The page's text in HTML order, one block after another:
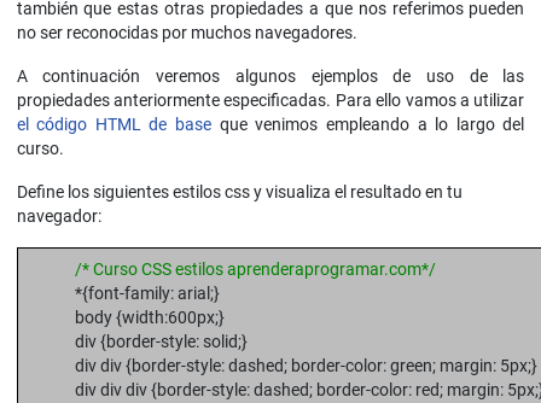
también que estas otras propiedades a que nos referimos pueden
no ser reconocidas por muchos navegadores.
A continuación veremos algunos ejemplos de uso de las
propiedades anteriormente especificadas. Para ello vamos a utilizar
el código HTML de base que venimos empleando a lo largo del
curso.
Define los siguientes estilos css y visualiza el resultado en tu
navegador:
/* Curso CSS estilos aprenderaprogramar.com*/
*{font-family: arial;}
body {width:600px;}
div {border-style: solid;}
div div {border-style: dashed; border-color: green; margin: 5px;}
div div div {border-style: dashed; border-color: red; margin: